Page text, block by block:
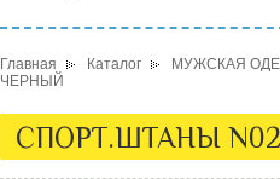
Главная Каталог МУЖСКАЯ
ЧЕРНЫЙ
СПОРТ.ШТАНЫ